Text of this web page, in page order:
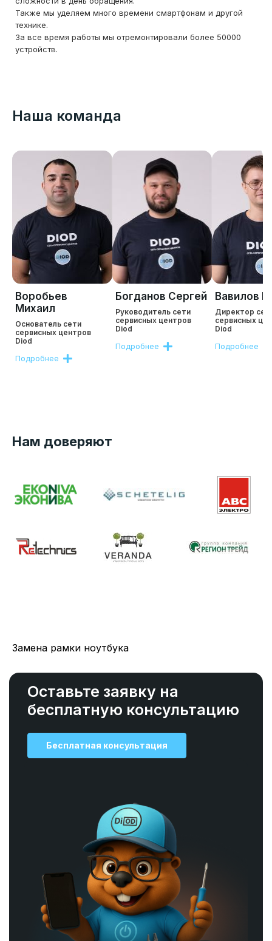
Также мы уделяем много времени смартфонам и другой
технике.
За все время работы мы отремонтировали более 50000
устройств.
Наша команда
Воробьев
Михаил
Основатель сети
сервисных центров
Diod
Подробнее
Богданов Сергей
Руководитель сети
сервисных центров
Diod
Подробнее
Вавилов
Директор
сервисных
Diod
Подробнее
Нам доверяют
Замена рамки ноутбука
Оставьте заявку на
бесплатную консультацию
Бесплатная консультация